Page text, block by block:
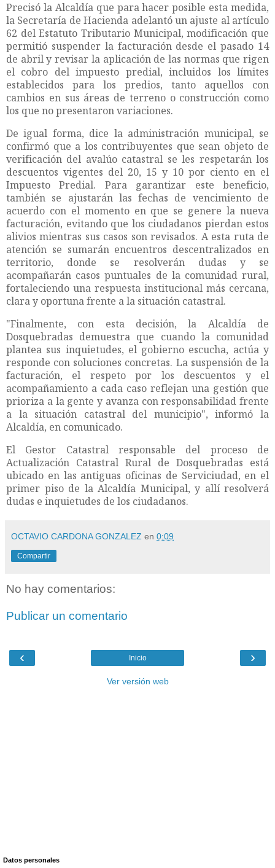
Precisó la Alcaldía que para hacer posible esta medida,
la Secretaría de Hacienda adelantó un ajuste al artículo
62 del Estatuto Tributario Municipal, modificación que
permitió suspender la facturación desde el pasado 14
de abril y revisar la aplicación de las normas que rigen
el cobro del impuesto predial, incluidos los límites
establecidos para los predios, tanto aquellos con
cambios en sus áreas de terreno o construcción como
los que no presentaron variaciones.
De igual forma, dice la administración municipal, se
confirmó que a los contribuyentes que sean objeto de
verificación del avalúo catastral se les respetarán los
descuentos vigentes del 20, 15 y 10 por ciento en el
Impuesto Predial. Para garantizar este beneficio,
también se ajustarán las fechas de vencimiento de
acuerdo con el momento en que se genere la nueva
facturación, evitando que los ciudadanos pierdan estos
alivios mientras sus casos son revisados. A esta ruta de
atención se sumarán encuentros descentralizados en
territorio, donde se resolverán dudas y se
acompañarán casos puntuales de la comunidad rural,
fortaleciendo una respuesta institucional más cercana,
clara y oportuna frente a la situación catastral.
"Finalmente, con esta decisión, la Alcaldía de
Dosquebradas demuestra que cuando la comunidad
plantea sus inquietudes, el gobierno escucha, actúa y
responde con soluciones concretas. La suspensión de la
facturación, el respeto por los descuentos y el
acompañamiento a cada caso reflejan una gestión que
prioriza a la gente y avanza con responsabilidad frente
a la situación catastral del municipio", informó la
Alcaldía, en comunicado.
El Gestor Catastral responsable del proceso de
Actualización Catastral Rural de Dosquebradas está
ubicado en las antiguas oficinas de Serviciudad, en el
primer piso de la Alcaldía Municipal, y allí resolverá
dudas e inquietudes de los ciudadanos.
OCTAVIO CARDONA GONZALEZ en 0:09
Compartir
No hay comentarios:
Publicar un comentario
‹ ›
Inicio
Ver versión web
Datos personales